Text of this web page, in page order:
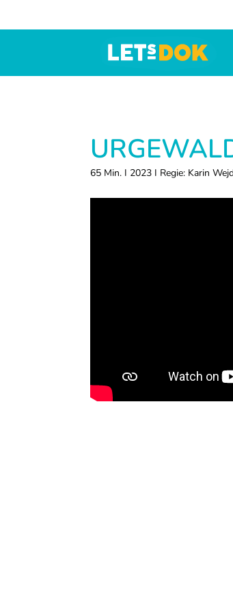
Hauptnavigation
to
Fußzeile
LETsDOK
Bundesweite
65 Min. I 2023 I Regie: Karin